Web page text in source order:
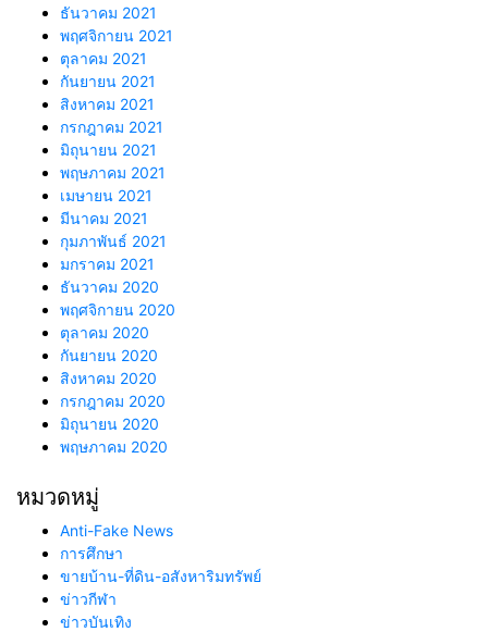
ธันวาคม 2021
พฤศจิกายน 2021
ตุลาคม 2021
กันยายน 2021
สิงหาคม 2021
กรกฎาคม 2021
มิถุนายน 2021
พฤษภาคม 2021
เมษายน 2021
มีนาคม 2021
กุมภาพันธ์ 2021
มกราคม 2021
ธันวาคม 2020
พฤศจิกายน 2020
ตุลาคม 2020
กันยายน 2020
สิงหาคม 2020
กรกฎาคม 2020
มิถุนายน 2020
พฤษภาคม 2020
หมวดหมู่
Anti-Fake News
การศึกษา
ขายบ้าน-ที่ดิน-อสังหาริมทรัพย์
ข่าวกีฬา
ข่าวบันเทิง